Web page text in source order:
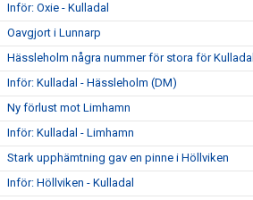
Inför: Oxie - Kulladal
Oavgjort i Lunnarp
Hässleholm några nummer för stora för Kulladal
Inför: Kulladal - Hässleholm (DM)
Ny förlust mot Limhamn
Inför: Kulladal - Limhamn
Stark upphämtning gav en pinne i Höllviken
Inför: Höllviken - Kulladal